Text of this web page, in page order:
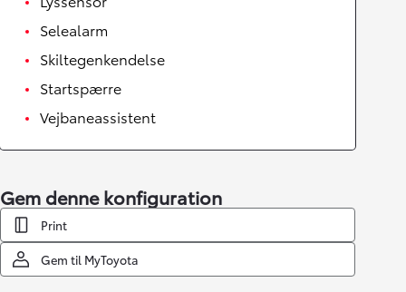
Selealarm
Skiltegenkendelse
Startspærre
Vejbaneassistent
Gem denne konfiguration
Print
Gem til MyToyota